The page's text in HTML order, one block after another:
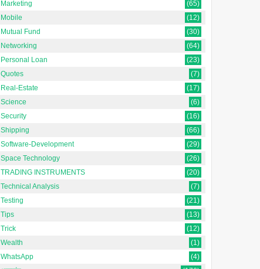
Marketing
(65)
Mobile
(12)
Mutual Fund
(30)
Networking
(64)
Personal Loan
(23)
Quotes
(7)
Real-Estate
(17)
Science
(6)
Security
(16)
Shipping
(66)
Software-Development
(29)
Space Technology
(26)
TRADING INSTRUMENTS
(20)
Technical Analysis
(7)
Testing
(21)
Tips
(13)
Trick
(12)
Wealth
(1)
WhatsApp
(4)